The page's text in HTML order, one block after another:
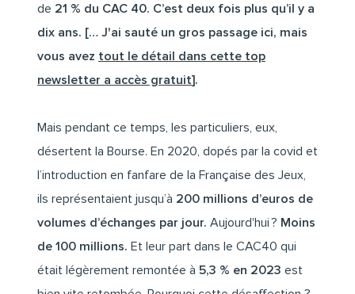
de 21 % du CAC 40. C’est deux fois plus qu’il y a
dix ans. [… J'ai sauté un gros passage ici, mais
vous avez tout le détail dans cette top
newsletter a accès gratuit].
Mais pendant ce temps, les particuliers, eux,
désertent la Bourse. En 2020, dopés par la covid et
l’introduction en fanfare de la Française des Jeux,
ils représentaient jusqu’à 200 millions d’euros de
volumes d’échanges par jour. Aujourd'hui ? Moins
de 100 millions. Et leur part dans le CAC40 qui
était légèrement remontée à 5,3 % en 2023 est